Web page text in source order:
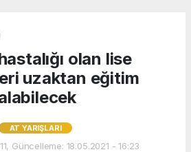
olan lise
uzaktan eğitim
AT YARIŞLARI
Güncelleme: 18.05.2021 - 16:23